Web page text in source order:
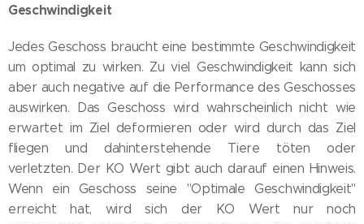
Geschwindigkeit
Jedes Geschoss braucht eine bestimmte Geschwindigkeit
um optimal zu wirken. Zu viel Geschwindigkeit kann sich
aber auch negative auf die Performance des Geschosses
auswirken. Das Geschoss wird wahrscheinlich nicht wie
erwartet im Ziel deformieren oder wird durch das Ziel
fliegen und dahinterstehende Tiere töten oder
verletzten. Der KO Wert gibt auch darauf einen Hinweis.
Wenn ein Geschoss seine "Optimale Geschwindigkeit"
erreicht hat, wird sich der KO Wert nur noch